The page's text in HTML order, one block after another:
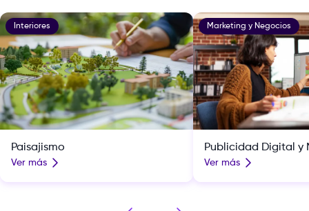
Paisajismo
Ver más
Interiores
Publicidad Digital y
Ver más
Marketing y Negocios